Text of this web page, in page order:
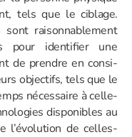
tels que le ciblage.
raison­na­ble­ment
pour iden­ti­fier une
de prendre en consi­
objec­tifs, tels que le
néces­saire à celle-
dispo­nibles au
l’évolution de celles-